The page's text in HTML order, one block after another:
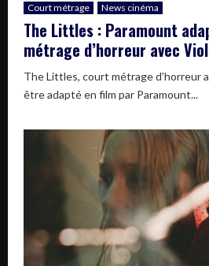
Court métrage News cinéma
The Littles : Paramount
métrage d’horreur avec
The Littles, court métrage d’horreur
être adapté en film par Paramount...